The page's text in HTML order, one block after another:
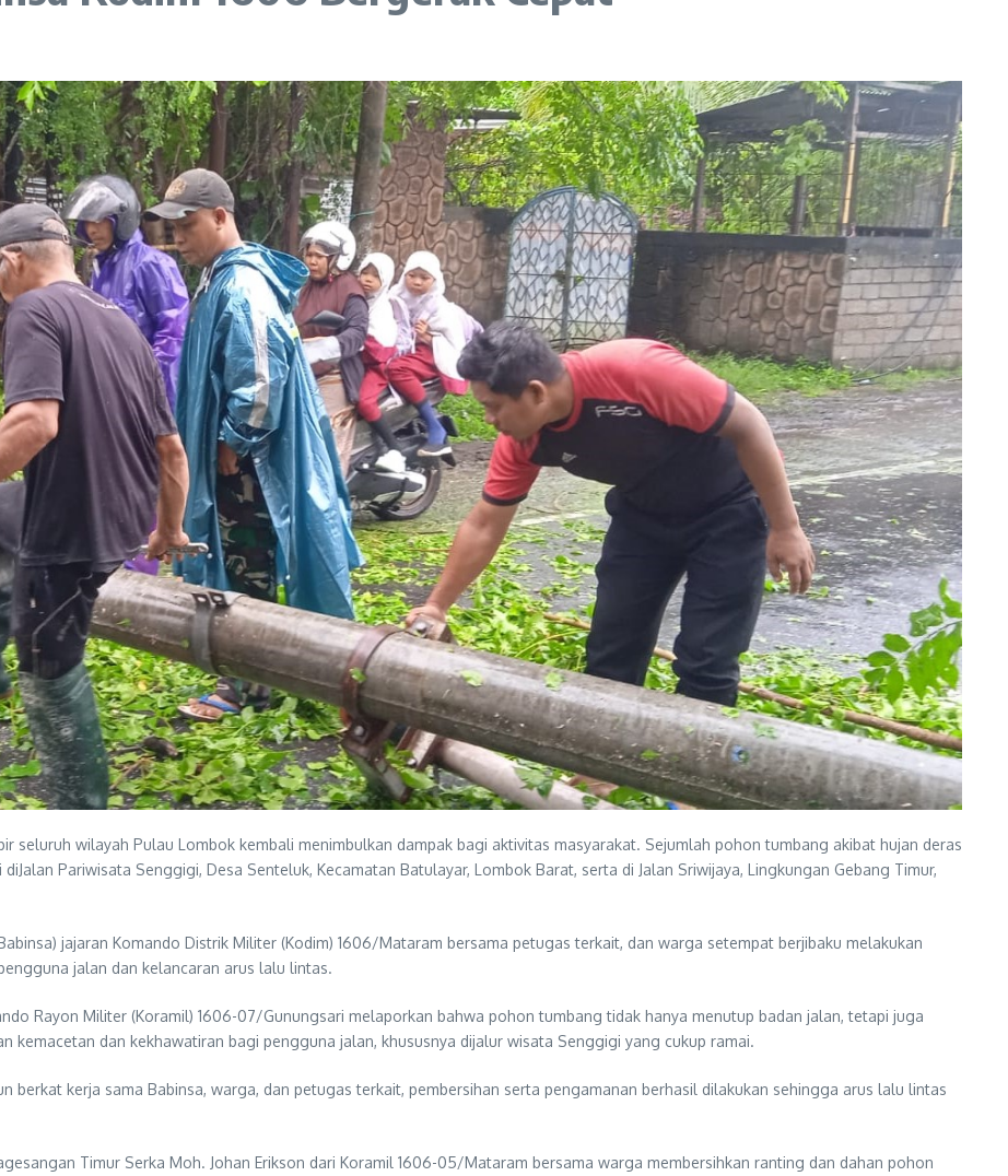
seluruh wilayah Pulau Lombok kembali menimbulkan dampak bagi aktivitas masyarakat. Sejumlah pohon tumbang akibat hujan deras
Pariwisata Senggigi, Desa Senteluk, Kecamatan Batulayar, Lombok Barat, serta di Jalan Sriwijaya, Lingkungan Gebang Timur,
jajaran Komando Distrik Militer (Kodim) 1606/Mataram bersama petugas terkait, dan warga setempat berjibaku melakukan
jalan dan kelancaran arus lalu lintas.
Rayon Militer (Koramil) 1606-07/Gunungsari melaporkan bahwa pohon tumbang tidak hanya menutup badan jalan, tetapi juga
kemacetan dan kekhawatiran bagi pengguna jalan, khususnya dijalur wisata Senggigi yang cukup ramai.
berkat kerja sama Babinsa, warga, dan petugas terkait, pembersihan serta pengamanan berhasil dilakukan sehingga arus lalu lintas
Timur Serka Moh. Johan Erikson dari Koramil 1606-05/Mataram bersama warga membersihkan ranting dan dahan pohon